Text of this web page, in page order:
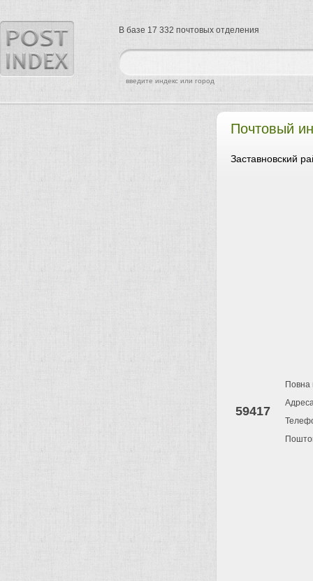
Почтовый
Заставновский
59417
Повна
найти
введите индекс или город
В базе 17 332 почтовых отделения